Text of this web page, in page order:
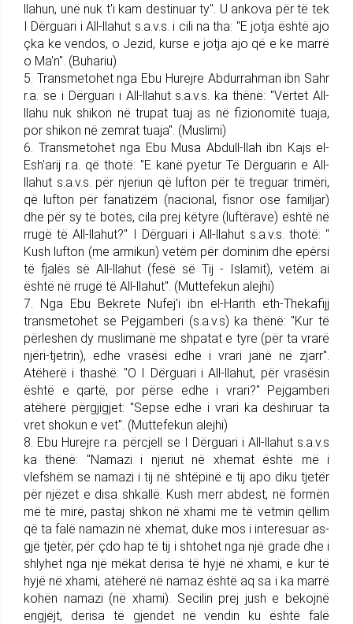
llahun, unë nuk t'i kam destinuar ty". U ankova për të tek
I Dërguari i All-llahut s.a.v.s. i cili na tha: "E jotja është ajo
çka ke vendos, o Jezid, kurse e jotja ajo që e ke marrë
o Ma'n". (Buhariu)
5. Trans­me­tohet nga Ebu Hure­jre Abdurrahman ibn Sahr
r.a. se i Dërguari i All-llahut s.a.v.s. ka thënë: "Vërtet All-
llahu nuk shikon në trupat tuaj as në fizionomitë tuaja,
por shikon në zemrat tuaja". (Muslimi)
6. Trans­me­tohet nga Ebu Musa Abdull-llah ibn Kajs el-
Esh'arij r.a. që thotë: "E kanë pyetur Të Dërguarin e All-
llahut s.a.v.s. për njeriun që lufton për të treguar trimëri,
që lufton për fanatizëm (nacional, fisnor ose familjar)
dhe për sy të botës, cila prej këtyre (luftërave) është në
rrugë të All-lla­hut?" I Dërguari i All-llahut s.a.v.s. thotë: "
Kush lufton (me armikun) vetëm për dominim dhe epërsi
të fjalës së All-llahut (fesë së Tij - Islamit), vetëm ai
është në rrugë të All-llahut". (Muttefekun alejhi)
7. Nga Ebu Bekrete Nufej'i ibn el-Harith eth-Thekafijj
trans­me­to­het se Pej­gam­be­ri (s.a.v.s) ka thënë: "Kur të
përleshen dy mus­limanë me shpatat e tyre (për ta vrarë
njëri-tjetrin), edhe vrasësi edhe i vrari janë në zjarr".
Atëherë i thashë: "O I Dërguari i All-llahut, për vrasësin
është e qartë, por përse edhe i vrari?" Pej­gam­be­ri
atëherë përgjigjet: "Sepse edhe i vrari ka dëshiruar ta
vret shokun e vet". (Muttefekun alejhi)
8. Ebu Hurejre r.a. përcjell se I Dërguari i All-llahut s.a.v.s
ka thënë: "Namazi i njeriut në xhemat është më i
vlefshëm se namazi i tij në shtëpinë e tij apo diku tjetër
për njëzet e disa shkallë. Kush merr abdest, në formën
më të mirë, pastaj shkon në xhami me të vet­min qëllim
që ta falë namazin në xhemat, duke mos i interesuar as­
gjë tjetër, për çdo hap të tij i shto­het nga një gradë dhe i
shlyhet nga një mëkat derisa të hyjë në xhami, e kur të
hyjë në xhami, atëherë në namaz është aq sa i ka marrë
kohën namazi (në xhami). Secilin prej jush e bekojnë
engjëjt, derisa të gjendet në vendin ku është falë